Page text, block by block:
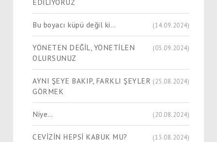
Bu boyacı küpü değil ki… (14.09.2024)
YÖNETEN DEĞİL, YÖNETİLEN
OLURSUNUZ
(03.09.2024)
AYNI ŞEYE BAKIP, FARKLI ŞEYLER
GÖRMEK
(25.08.2024)
Niye… (20.08.2024)
CEVİZİN HEPSİ KABUK MU? (13.08.2024)